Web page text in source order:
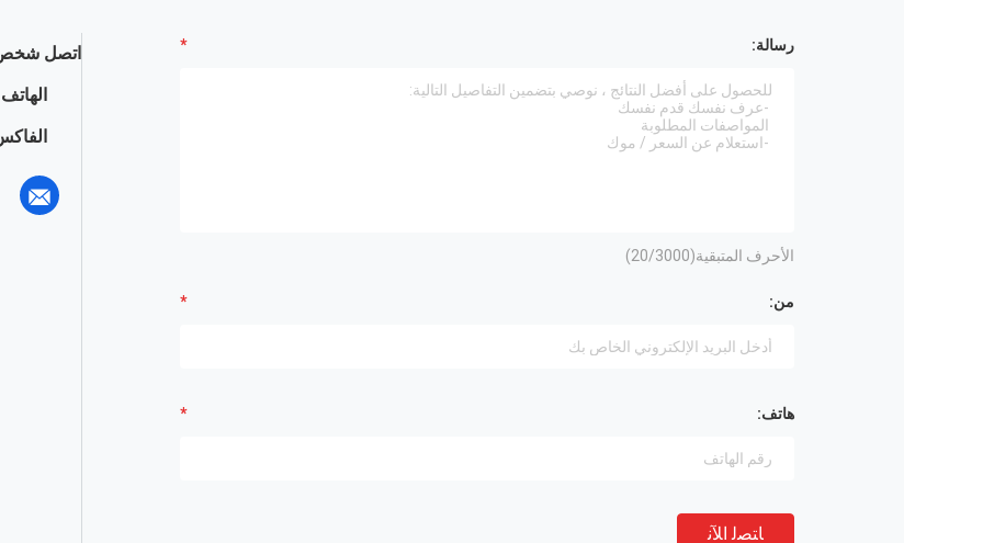
اتصل رسالة:
الأحرف المتبقية( 20/3000)
من:
هاتف:
ﺎﺘﺼﻟ ﺍﻶﻧ